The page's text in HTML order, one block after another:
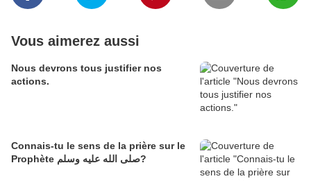
Vous aimerez aussi
Nous devrons tous justifier nos
actions.
Connais-tu le sens de la prière sur le
Prophète صلى الله عليه وسلم?